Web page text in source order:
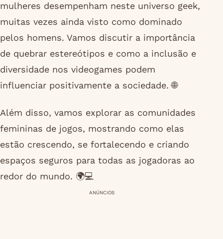
mulheres desempenham neste universo geek,
muitas vezes ainda visto como dominado
pelos homens. Vamos discutir a importância
de quebrar estereótipos e como a inclusão e
diversidade nos videogames podem
influenciar positivamente a sociedade. 🌐
Além disso, vamos explorar as comunidades
femininas de jogos, mostrando como elas
estão crescendo, se fortalecendo e criando
espaços seguros para todas as jogadoras ao
redor do mundo. 🌍💻
ANÚNCIOS